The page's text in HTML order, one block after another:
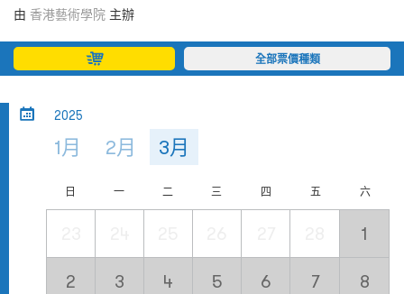
關於撲飛
條款及細則
由 香港藝術學院 主辦
全部票價種類
2025
1月 2月 3月
日 一 二 三 四 五 六
1
2 3 4 5 6 7 8